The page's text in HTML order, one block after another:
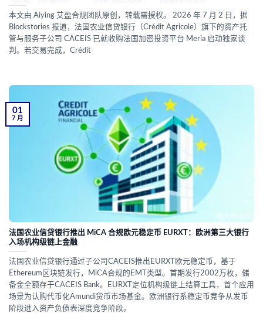
本文由 Aiying 艾盈合规团队原创，转载需授权。 2026 年 7 月 2 日，据
Blockstories 报道，法国农业信贷银行（Crédit Agricole）旗下的资产托
管与服务子公司 CACEIS 已就收购法国加密投资平台 Meria 启动独家谈
判。若交易完成，Crédit
法国农业信贷银行推出 MiCA 合规欧元稳定币 EURXT：欧洲第三大银行
入场机构级链上金融
法国农业信贷银行通过子公司CACEIS推出EURXT欧元稳定币，基于
Ethereum区块链发行，MiCA合规的EMT类型。首期发行2002万枚，储
备金全额存于CACEIS Bank。EURXT定位机构级链上结算工具，首个应用
场景为认购代币化Amundi货币市场基金。欧洲银行系稳定币竞争从发币
阶段进入资产负债表深度竞争阶段。
01
7 月